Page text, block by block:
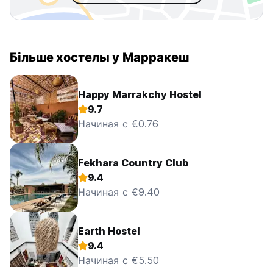
Більше хостелы у Марракеш
Happy Marrakchy Hostel
9.7
Начиная с €0.76
Fekhara Country Club
9.4
Начиная с €9.40
Earth Hostel
9.4
Начиная с €5.50